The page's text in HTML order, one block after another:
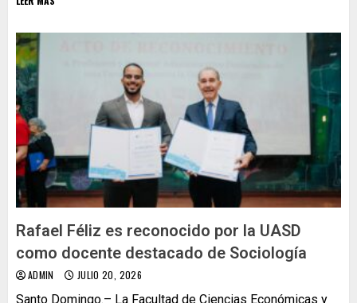
Rafael Féliz es reconocido por la UASD
como docente destacado de Sociología
ADMIN JULIO 20, 2026
Santo Domingo.– La Facultad de Ciencias Económicas y